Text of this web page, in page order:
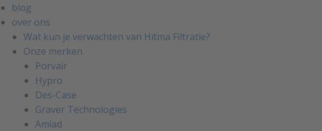
blog
over ons
Wat kun je verwachten van Hitma Filtratie?
Onze merken
Porvair
Hypro
Des-Case
Graver Technologies
Amiad